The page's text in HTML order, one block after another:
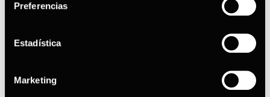
Preferencias
Estadística
Marketing
CÓMO APLICARLAS
CORRECTAMENTE
Aplicarlas bien marca la diferencia. Aquí va la guía clara: